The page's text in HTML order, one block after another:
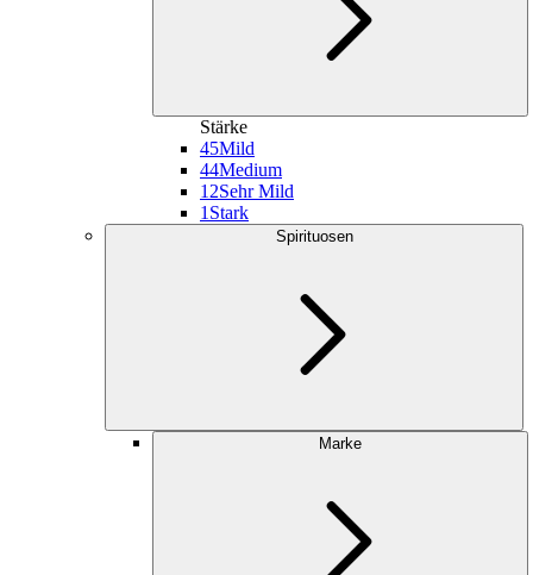
Stärke
45Mild
44Medium
12Sehr Mild
1 Stark
Spirituosen
Marke